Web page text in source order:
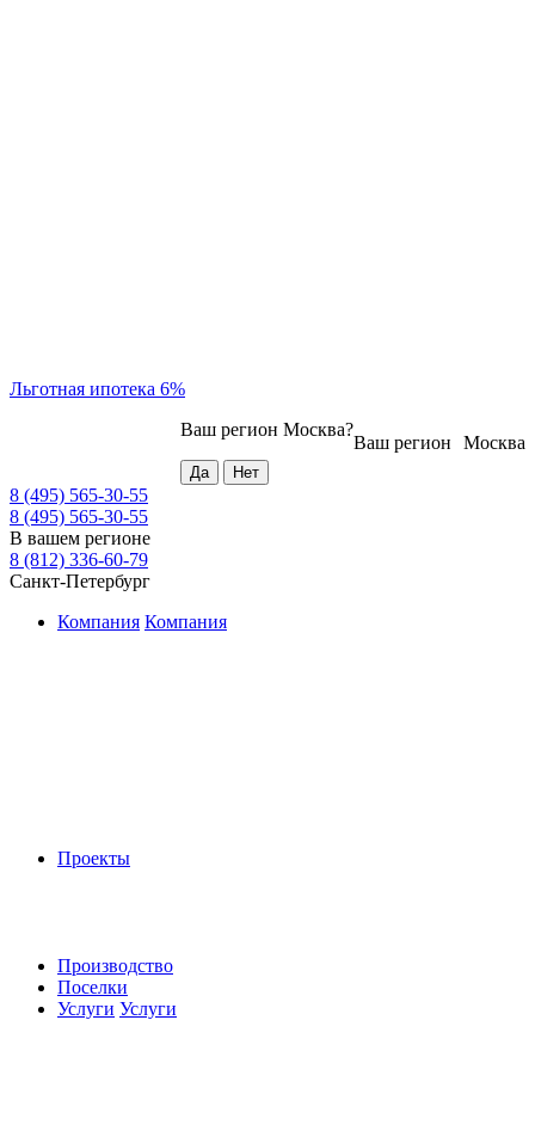
Льготная ипотека 6%
Москва
Ваш регион
Ваш регион Москва?
8 (495) 565-30-55
8 (495) 565-30-55
В вашем регионе
8 (812) 336-60-79
Санкт-Петербург
Компания Компания
Проекты
Производство
Поселки
Услуги Услуги